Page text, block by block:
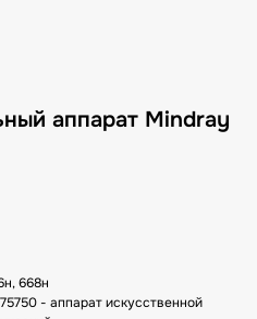
аппарат Mindray
668н
- аппарат искусственной